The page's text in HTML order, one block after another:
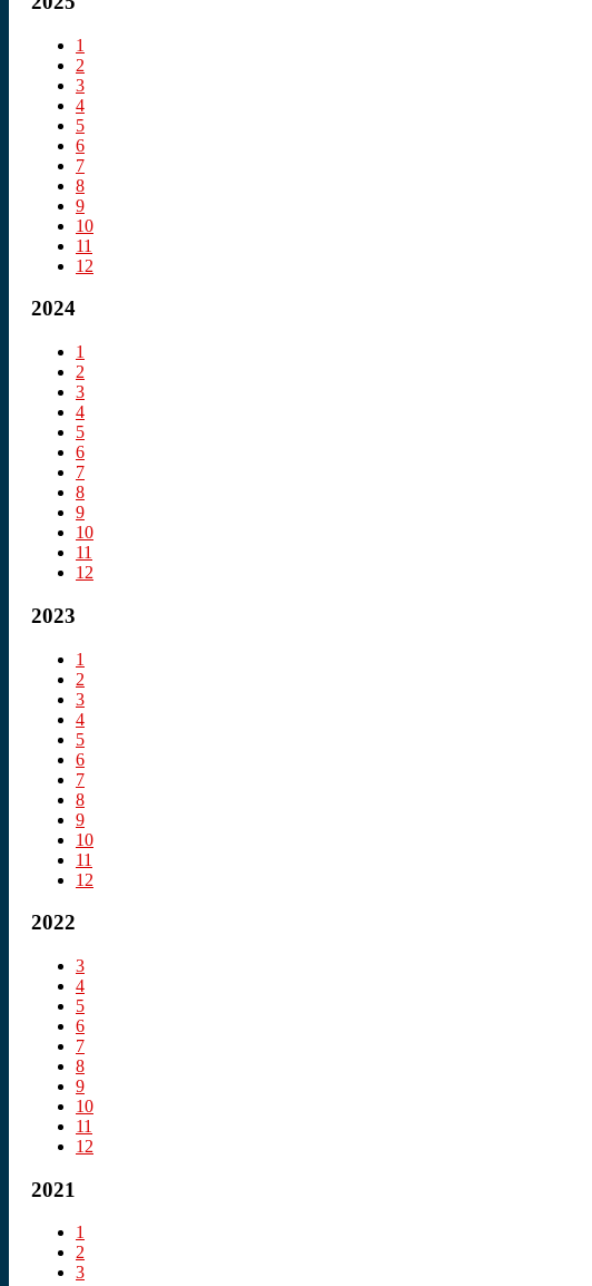
1
2
3
4
5
6
7
8
9
10
11
12
2024
1
2
3
4
5
6
7
8
9
10
11
12
2023
1
2
3
4
5
6
7
8
9
10
11
12
2022
3
4
5
6
7
8
9
10
11
12
2021
1
2
3